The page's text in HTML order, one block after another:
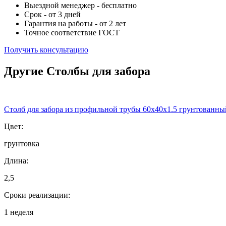
Выездной менеджер - бесплатно
Срок - от 3 дней
Гарантия на работы - от 2 лет
Точное соответствие ГОСТ
Получить консультацию
Другие Столбы для забора
Столб для забора из профильной трубы 60х40х1.5
Цвет:
грунтовка
Длина:
2,5
Сроки реализации:
1 неделя